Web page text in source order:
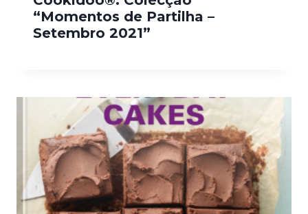
“Momentos de Partilha –
Setembro 2021”